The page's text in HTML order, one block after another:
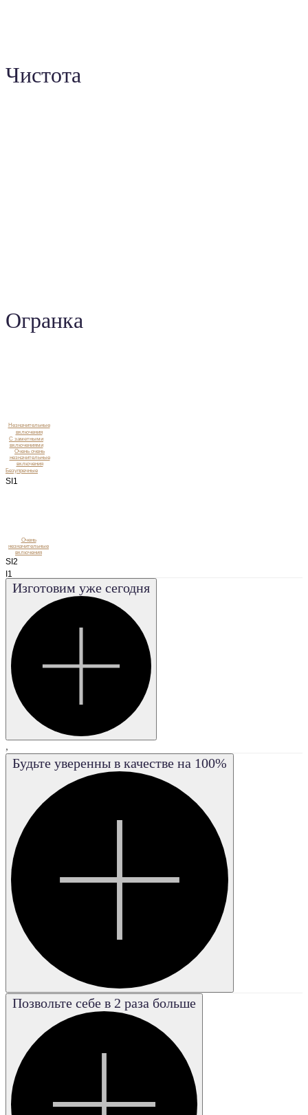
Чистота
Незначительные
включения
C заметными
включениями
Очень очень
незначительные
включения
Безупречные
SI1
Очень
незначительные
включения
SI2
I1
VVS1
VVS2
FL
Огранка
Poor
Плохая
Good
Хорошая
Изготовим уже сегодня
,
Будьте уверенны в качестве на 100%
Позвольте себе в 2 раза больше